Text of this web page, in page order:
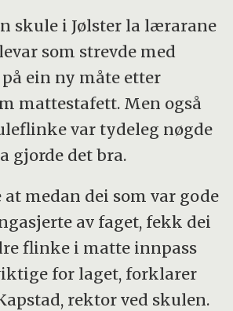
skule i Jølster la lærarane
som strevde med
ein ny måte etter
mattestafett. Men også
var tydeleg nøgde
gjorde det bra.
at medan dei som var gode
av faget, fekk dei
flinke i matte innpass
for laget, forklarer
rektor ved skulen.